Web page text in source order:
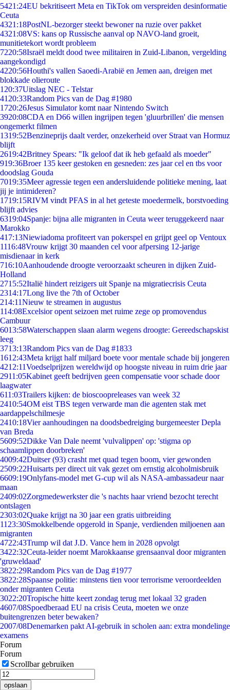
5421:24EU bekritiseert Meta en TikTok om verspreiden desinformatie
Ceuta
4321:18PostNL-bezorger steekt bewoner na ruzie over pakket
4321:08VS: kans op Russische aanval op NAVO-land groeit,
munitietekort wordt probleem
7220:58Israël meldt dood twee militairen in Zuid-Libanon, vergelding
aangekondigd
4220:56Houthi's vallen Saoedi-Arabië en Jemen aan, dreigen met
blokkade olieroute
1 20:37Uitslag NEC - Telstar
41 20:33Random Pics van de Dag #1980
1720:26Jesus Simulator komt naar Nintendo Switch
3920:08CDA en D66 willen ingrijpen tegen 'gluurbrillen' die mensen
ongemerkt filmen
1319:52Benzineprijs daalt verder, onzekerheid over Straat van Hormuz
blijft
2619:42Britney Spears: "Ik geloof dat ik heb gefaald als moeder"
919:36Broer 135 keer gestoken en gesneden: zes jaar cel en tbs voor
doodslag Gouda
7019:35Meer agressie tegen een andersluidende politieke mening, laat
jij je intimideren?
1719:15RIVM vindt PFAS in al het geteste moedermelk, borstvoeding
blijft advies
6319:04Spanje: bijna alle migranten in Ceuta weer teruggekeerd naar
Marokko
417:13Niewiadoma profiteert van pokerspel en grijpt geel op Ventoux
1116:48Vrouw krijgt 30 maanden cel voor afpersing 12-jarige
misdienaar in kerk
716:10Aanhoudende droogte veroorzaakt scheuren in dijken Zuid-
Holland
2715:52Italië hindert reizigers uit Spanje na migratiecrisis Ceuta
2314:17Long live the 7th of October
214:11Nieuw te streamen in augustus
114:08Excelsior opent seizoen met ruime zege op promovendus
Cambuur
6013:58Waterschappen slaan alarm wegens droogte: Gereedschapskist
leeg
3713:13Random Pics van de Dag #1833
1612:43Meta krijgt half miljard boete voor mentale schade bij jongeren
4212:11Voedselprijzen wereldwijd op hoogste niveau in ruim drie jaar
2911:05Kabinet geeft bedrijven geen compensatie voor schade door
laagwater
611:03Trailers kijken: de bioscoopreleases van week 32
2410:54OM eist TBS tegen verwarde man die agenten stak met
aardappelschilmesje
2410:18Vier aanhoudingen na doodsbedreiging burgemeester Depla
van Breda
5609:52Dikke Van Dale neemt 'vulvalippen' op: 'stigma op
schaamlippen doorbreken'
4009:42Duitser (93) crasht met quad tegen boom, vier gewonden
2509:22Huisarts per direct uit vak gezet om ernstig alcoholmisbruik
6609:19Onlyfans-model met G-cup wil als NASA-ambassadeur naar
maan
2409:02Zorgmedewerkster die 's nachts haar vriend bezocht terecht
ontslagen
2303:02Quake krijgt na 30 jaar een gratis uitbreiding
11 23:30Smokkelbende opgerold in Spanje, verdienden miljoenen aan
migranten
4722:43Trump wil dat J.D. Vance hem in 2028 opvolgt
3422:32Ceuta-leider noemt Marokkaanse grensaanval door migranten
'gruweldaad'
3822:29Random Pics van de Dag #1977
3822:28Spaanse politie: minstens tien voor terrorisme veroordeelden
onder migranten Ceuta
3022:20Tropische hitte keert zondag terug met lokaal 32 graden
4607/08Spoedberaad EU na crisis Ceuta, moeten we onze
buitengrenzen beter bewaken?
2007/08Denemarken pakt AI-gebruik in scholen aan: extra mondelinge
examens
Forum
Forum
Scrollbar gebruiken
opslaan